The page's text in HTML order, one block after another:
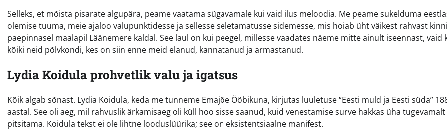
Selleks, et mõista pisarate algupära, peame vaatama sügavamale kui vaid ilus meloodia. Me peame sukelduma
olemise tuuma, meie ajaloo valupunktidesse ja sellesse seletamatusse sidemesse, mis hoiab üht väikest rahvast
paepinnasel maalapil Läänemere kaldal. See laul on kui peegel, millesse vaadates näeme mitte ainult iseennast, vaid
kõiki neid põlvkondi, kes on siin enne meid elanud, kannatanud ja armastanud.
Lydia Koidula prohvetlik valu ja igatsus
Kõik algab sõnast. Lydia Koidula, keda me tunneme Emajõe Ööbikuna, kirjutas luuletuse “Eesti muld ja Eesti süda”
aastal. See oli aeg, mil rahvuslik ärkamisaeg oli küll hoo sisse saanud, kuid venestamise surve hakkas üha tugevamalt
pitsitama. Koidula tekst ei ole lihtne looduslüürika; see on eksistentsiaalne manifest.